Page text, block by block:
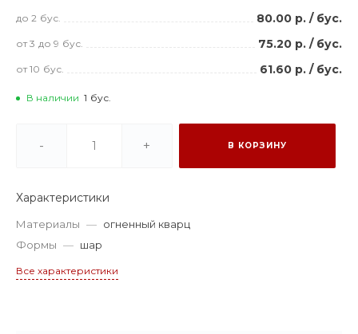
до 2 бус. 80.00 р. / бус.
от 3 до 9 бус. 75.20 р. / бус.
от 10 бус. 61.60 р. / бус.
В наличии 1 бус.
- + В КОРЗИНУ
Характеристики
Материалы — огненный кварц
Формы — шар
Все характеристики